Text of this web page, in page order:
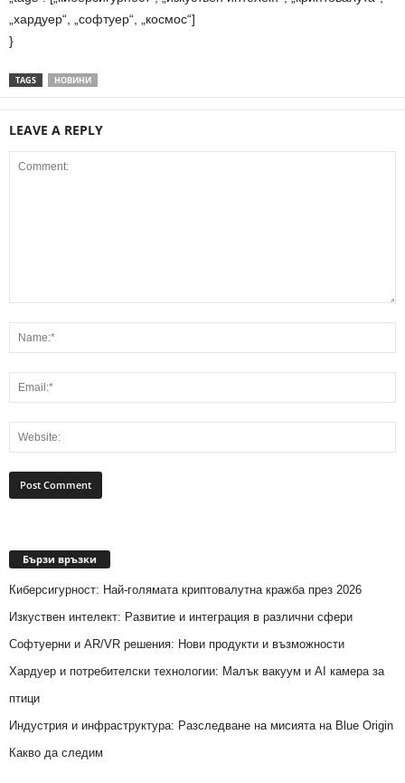
„хардуер“, „софтуер“, „космос“]
}
TAGS НОВИНИ
LEAVE A REPLY
Бързи връзки
Киберсигурност: Най-голямата криптовалутна кражба през 2026
Изкуствен интелект: Развитие и интеграция в различни сфери
Софтуерни и AR/VR решения: Нови продукти и възможности
Хардуер и потребителски технологии: Малък вакуум и AI камера за
птици
Индустрия и инфраструктура: Разследване на мисията на Blue Origin
Какво да следим